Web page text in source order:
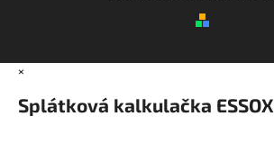
×
Splátková kalkulačka ESSOX